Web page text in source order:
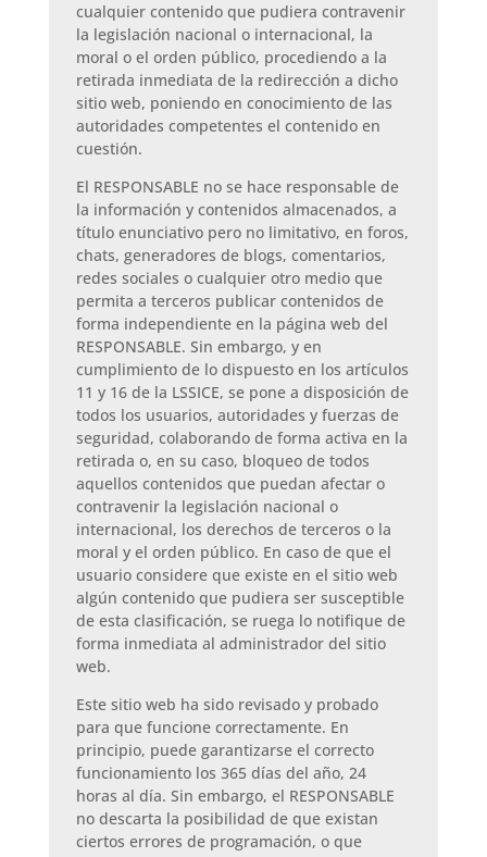
cualquier contenido que pudiera contravenir
la legislación nacional o internacional, la
moral o el orden público, procediendo a la
retirada inmediata de la redirección a dicho
sitio web, poniendo en conocimiento de las
autoridades competentes el contenido en
cuestión.
El RESPONSABLE no se hace responsable de
la información y contenidos almacenados, a
título enunciativo pero no limitativo, en foros,
chats, generadores de blogs, comentarios,
redes sociales o cualquier otro medio que
permita a terceros publicar contenidos de
forma independiente en la página web del
RESPONSABLE. Sin embargo, y en
cumplimiento de lo dispuesto en los artículos
11 y 16 de la LSSICE, se pone a disposición de
todos los usuarios, autoridades y fuerzas de
seguridad, colaborando de forma activa en la
retirada o, en su caso, bloqueo de todos
aquellos contenidos que puedan afectar o
contravenir la legislación nacional o
internacional, los derechos de terceros o la
moral y el orden público. En caso de que el
usuario considere que existe en el sitio web
algún contenido que pudiera ser susceptible
de esta clasificación, se ruega lo notifique de
forma inmediata al administrador del sitio
web.
Este sitio web ha sido revisado y probado
para que funcione correctamente. En
principio, puede garantizarse el correcto
funcionamiento los 365 días del año, 24
horas al día. Sin embargo, el RESPONSABLE
no descarta la posibilidad de que existan
ciertos errores de programación, o que